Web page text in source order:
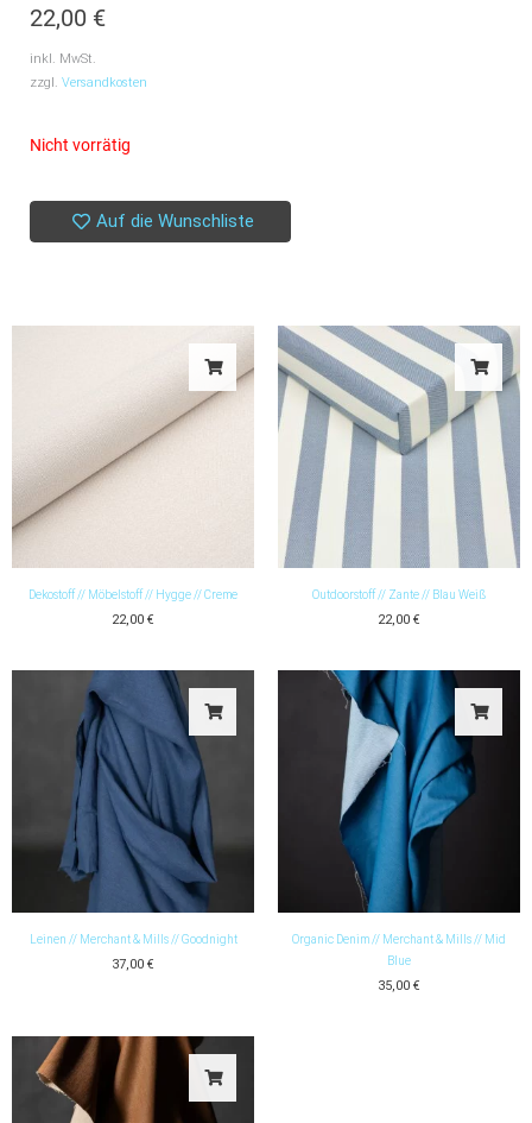
22,00 €
inkl. MwSt.
zzgl. Versandkosten
Nicht vorrätig
Auf die Wunschliste
Dekostoff // Möbelstoff // Hygge // Creme
22,00 €
Outdoorstoff // Zante // Blau Weiß
22,00 €
Leinen // Merchant & Mills // Goodnight
37,00 €
Organic Denim // Merchant & Mills // Mid
Blue
35,00 €